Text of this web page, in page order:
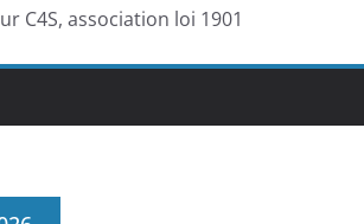
C4S, association loi 1901